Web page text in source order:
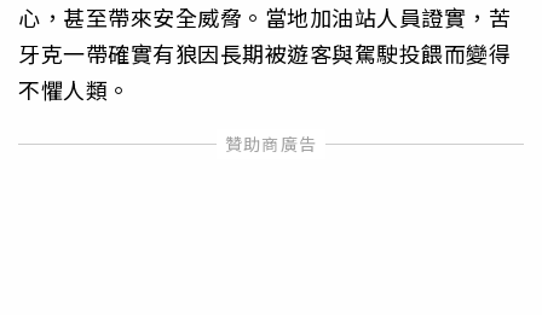
心，甚至帶來安全威脅。當地加油站人員證實，苦
牙克一帶確實有狼因長期被遊客與駕駛投餵而變得
不懼人類。